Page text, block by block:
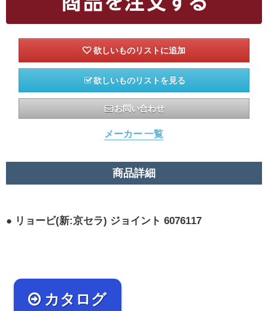
欲しいものリストを見る
お問い合わせ
メーカー 一覧
商品詳細
リョービ(新:京セラ) ジョイント 6076117
カタログ